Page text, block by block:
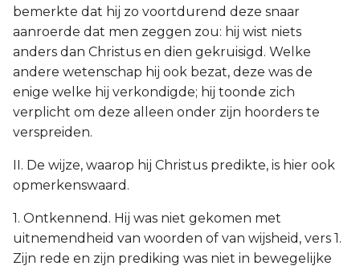
bemerkte dat hij zo voortdurend deze snaar
aanroerde dat men zeggen zou: hij wist niets
anders dan Christus en dien gekruisigd. Welke
andere wetenschap hij ook bezat, deze was de
enige welke hij verkondigde; hij toonde zich
verplicht om deze alleen onder zijn hoorders te
verspreiden.
II. De wijze, waarop hij Christus predikte, is hier ook
opmerkenswaard.
1. Ontkennend. Hij was niet gekomen met
uitnemendheid van woorden of van wijsheid, vers 1.
Zijn rede en zijn prediking was niet in bewegelijke